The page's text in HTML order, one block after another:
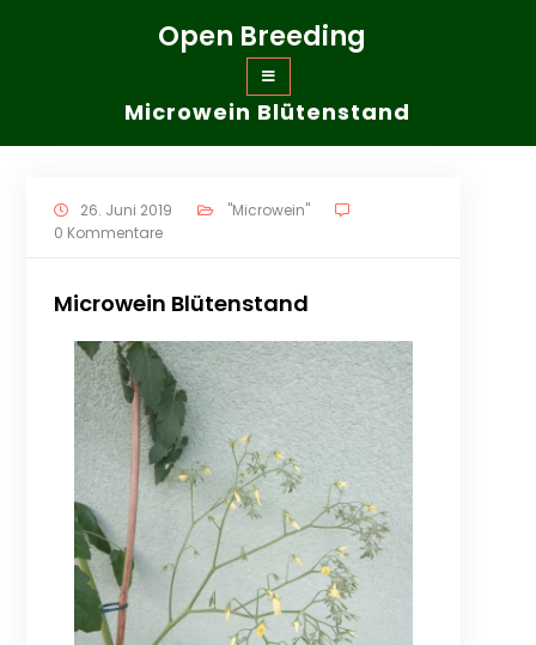
Open Breeding
Microwein Blütenstand
26. Juni 2019
"Microwein"
0 Kommentare
Microwein Blütenstand